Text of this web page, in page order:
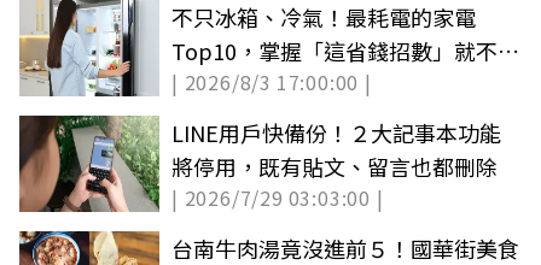
不只冰箱、冷氣！最耗電的家電
Top10，掌握「這省錢招數」就不怕
吃電怪獸
| 2026/8/3 17:00:00 |
LINE用戶快備份！２大記事本功能
將停用，既有貼文、留言也都刪除
| 2026/7/29 03:03:00 |
台南牛肉湯竟沒進前５！國華街美食